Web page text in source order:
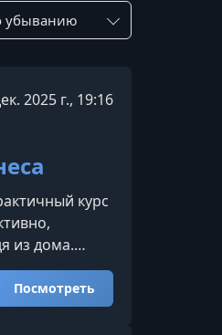
по:
2025 г., 19:16
курс
из дома.
не
улучшите
в
Посмотреть